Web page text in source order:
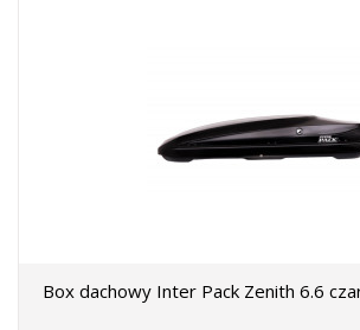
Box dachowy Inter Pack Zenith 6.6